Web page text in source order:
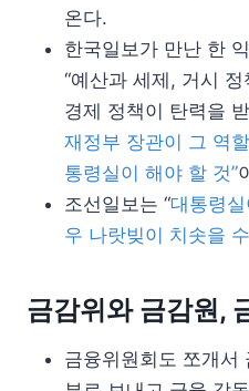
온다.
한국일보가 만난 한
“예산과 세제, 거시
경제 정책이 탄력을
재정부 장관이 그 역
통령실이 해야 할 것”
조선일보는 “대통령
우 나랏빚이 치솟을
금감위와 금감원,
금융위원회도 쪼개서